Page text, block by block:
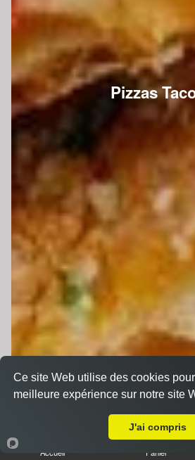
Pizzas
Accueil Panier
Ce site Web utilise des cookies
meilleure expérience sur notre site
J'ai compris